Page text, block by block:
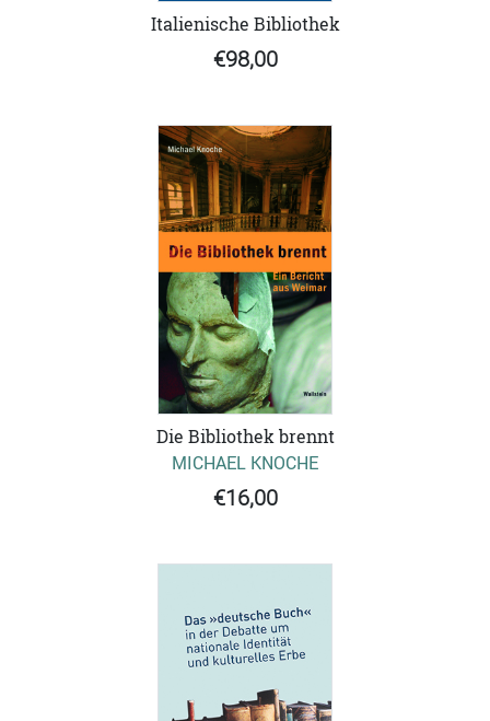
Italienische Bibliothek
€98,00
Die Bibliothek brennt
MICHAEL KNOCHE
€16,00